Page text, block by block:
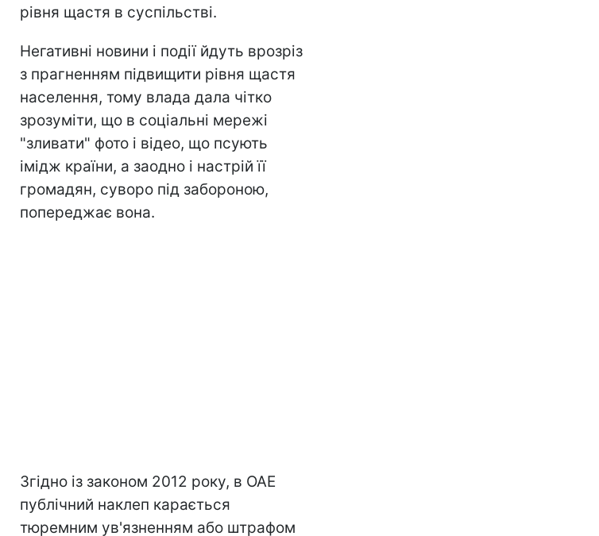
рівня щастя в суспільстві.
Негативні новини і події йдуть врозріз
з прагненням підвищити рівня щастя
населення, тому влада дала чітко
зрозуміти, що в соціальні мережі
"зливати" фото і відео, що псують
імідж країни, а заодно і настрій її
громадян, суворо під забороною,
попереджає вона.
Згідно із законом 2012 року, в ОАЕ
публічний наклеп карається
тюремним ув'язненням або штрафом